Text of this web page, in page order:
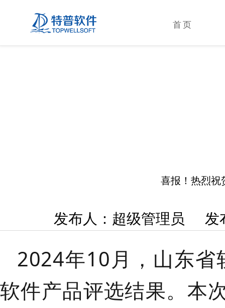
首页
喜报！热烈祝
发布人：超级管理员 发
2024年10月，山东
软件产品评选结果。 本